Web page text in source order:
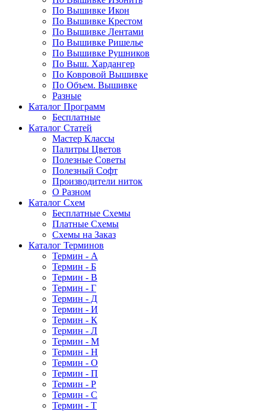
По Вышивке Икон
По Вышивке Крестом
По Вышивке Лентами
По Вышивке Ришелье
По Вышивке Рушников
По Выш. Хардангер
По Ковровой Вышивке
По Объем. Вышивке
Разные
Каталог Программ
Бесплатные
Каталог Статей
Мастер Классы
Палитры Цветов
Полезные Советы
Полезный Софт
Производители ниток
О Разном
Каталог Схем
Бесплатные Схемы
Платные Схемы
Схемы на Заказ
Каталог Терминов
Термин - А
Термин - Б
Термин - В
Термин - Г
Термин - Д
Термин - И
Термин - К
Термин - Л
Термин - М
Термин - Н
Термин - О
Термин - П
Термин - Р
Термин - С
Термин - Т